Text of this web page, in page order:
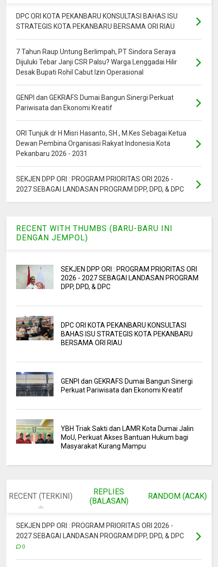
DPC ORI KOTA PEKANBARU KONSULTASI BAHAS ISU
STRATEGIS KOTA PEKANBARU BERSAMA ORI RIAU
7 Tahun Raup Untung Berlimpah, PT Sindora Seraya
Dijuluki Tebar Janji CSR Palsu? Warga Lenggadai Hilir
Desak Bupati Rohil Cabut Izin Operasional
GENPI dan GEKRAFS Dumai Bangun Sinergi Perkuat
Pariwisata dan Ekonomi Kreatif
ORI Tunjuk dr H Misri Hasanto, SH., M.Kes Sebagai Ketua
Dewan Pembina Organisasi Rakyat Indonesia Kota
Pekanbaru 2026 - 2031
SEKJEN DPP ORI : PROGRAM PRIORITAS ORI 2026 -
2027 SEBAGAI LANDASAN PROGRAM DPP, DPD, & DPC
RECENT WITH THUMBS (BARU-BARU INI
DENGAN JEMPOL)
SEKJEN DPP ORI : PROGRAM PRIORITAS ORI
2026 - 2027 SEBAGAI LANDASAN PROGRAM
DPP, DPD, & DPC
DPC ORI KOTA PEKANBARU KONSULTASI
BAHAS ISU STRATEGIS KOTA PEKANBARU
BERSAMA ORI RIAU
GENPI dan GEKRAFS Dumai Bangun Sinergi
Perkuat Pariwisata dan Ekonomi Kreatif
YBH Triak Sakti dan LAMR Kota Dumai Jalin
MoU, Perkuat Akses Bantuan Hukum bagi
Masyarakat Kurang Mampu
RECENT (TERKINI)
REPLIES
(BALASAN)
RANDOM (ACAK)
SEKJEN DPP ORI : PROGRAM PRIORITAS ORI 2026 -
2027 SEBAGAI LANDASAN PROGRAM DPP, DPD, & DPC
0